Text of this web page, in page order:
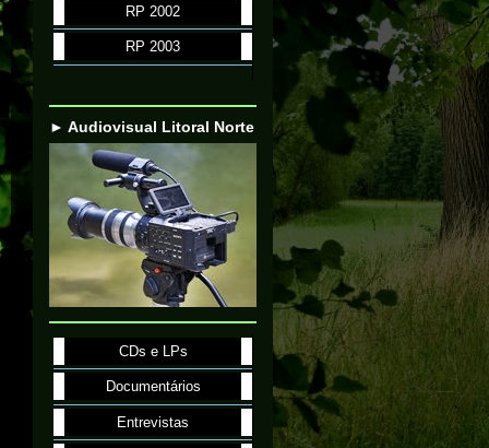
RP 2002
RP 2003
► Audiovisual Litoral Norte
CDs e LPs
Documentários
Entrevistas